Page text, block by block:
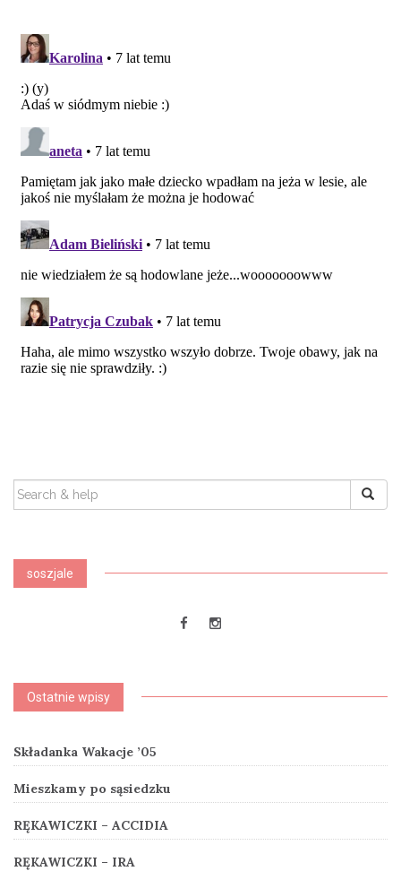
SEARCH
FOR:
soszjale
Ostatnie wpisy
Składanka Wakacje ’05
Mieszkamy po sąsiedzku
RĘKAWICZKI – ACCIDIA
RĘKAWICZKI – IRA